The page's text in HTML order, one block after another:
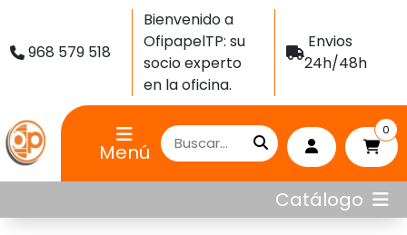
968 579 518
Bienvenido a
OfipapelTP: su
socio experto
en la oficina.
Envios
24h/48h
Menú
0
Catálogo